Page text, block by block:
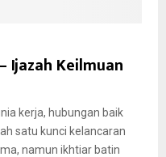
Ijazah Keilmuan
kerja, hubungan baik
satu kunci kelancaran
namun ikhtiar batin